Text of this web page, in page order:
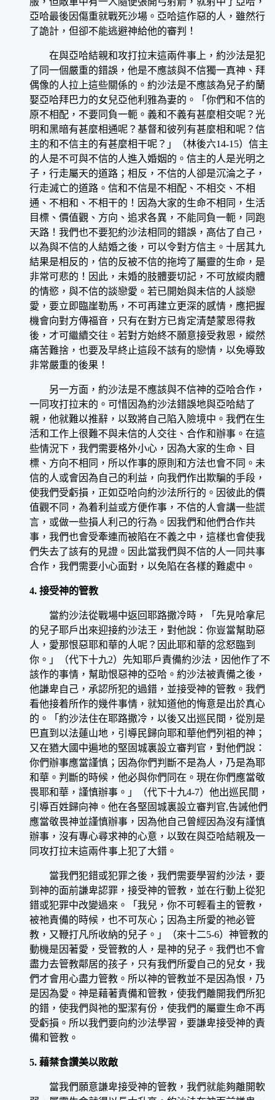
亞哈最後因傷重就戰死沙場。亞哈這作惡的人，雖然行
了詭計，但卻不能逃避神給他的審判！
在與亞哈結親和攻打拉末這兩件事上，約沙法是犯
了同一個嚴重的錯誤，他是不應該與不信獨一真神、拜
偶像的人拉上這些關係的。約沙法是不應該為兒子約蘭
娶亞哈拜巴力的女兒亞他利雅為妻的。「你們和不信的
原不相配，不要同負一軛。義和不義有甚麼相交呢？光
明和黑暗有甚麼相通呢？基督和彼列有甚麼相和呢？信
主的和不信主的有甚麼相干呢？」（林後六14-15）信主
的人是不可與不信的人進入婚姻的。信主的人是光明之
子，行走屬天的道路；相反，不信的人卻是沉淪之子，
行走滅亡的道路。信和不信是不相配、不相交、不相
通、不相和、不相干的！因為大家的生命不相同，生活
目標、價值觀、方向、追求各異，不能同負一軛，同跑
天路！我們也不要犯約沙法相同的錯誤，高估了自己，
以為與不信的人結婚之後，可以令對方信主。十居其九
結果是相反的，信的反被不信的拖垮了屬靈的生命，是
非常可悲的！因此，未婚的肢體要切記，不可放縱肉體
的情慾，與不信的談戀愛。若已開始與未信的人談戀
愛，要立即臨崖勒馬，不可再建立更深的感情，應把握
機會向對方傳福音，只有在對方已肯定清楚蒙恩得救
後，才可繼續交往。若對方始終不願意接受救恩，縱然
痛苦難捨，也要及早終止這段不該有的戀情，以免導致
非常嚴重的後果！
另一方面，約沙法是不應該與不信神的亞哈合作，
一同攻打拉末的。可惜因為約沙法錯誤地與亞哈結了
親，他就難以推辭，以致將自己陷入險境中。我們在生
活和工作上很難不與未信的人交往、合作和辦事。在這
些情況下，我們需要格外小心，因為大家的生命、目
標、方向不相同，所以作事的原則和方法也會不同。未
信的人或會因為自己的利益，向我們作出欺騙的手段，
使我們受虧損，正如亞哈向約沙法所行的。因彼此的價
值觀不同，為着利益或方便作事，不信的人會講一些謊
言，或做一些損人利己的行為。因我們和他們合作共
事，我們也會受牽連而被陷在不義之中，這樣也會使我
們失去了該有的見證。因此當我們與不信的人一同共事
合作，我們需要小心面對，以免陷在各樣的難處中。
4. 接受神的管教
當約沙法從戰場中返回耶路撒冷時，「先見哈拿尼
的兒子耶戶出來迎接約沙法王，對他說：你豈當幫助惡
人，愛那恨惡耶和華的人呢？因此耶和華的忿怒臨到
你。」（代下十九2）先知耶戶責備約沙法，因他作了不
該作的事情，幫助恨惡神的亞哈。約沙法被責備之後，
他謙卑自己，承認所犯的過錯，並接受神的管教。我們
看他接着所作的幾件事情，就知道他的悔意是出於真心
的。「約沙法住在耶路撒冷，以後又出巡民間，從別是
巴直到以法蓮山地，引導民歸向耶和華他們列祖的神；
又在猶大國中遍地的堅固城裏設立審判官，對他們說：
你們辦事應當謹慎；因為你們判斷不是為人，乃是為耶
和華。判斷的時候，他必與你們同在。現在你們應當敬
畏耶和華，謹慎辦事。」（代下十九4-7）他出巡民間，
引導百姓歸向神。他在各堅固城裏設立審判官,告誡他們
應當敬畏神並謹慎辦事，因為他自己曾經因為沒有謹慎
辦事，沒有專心尋求神的心意，以致在與亞哈結親及一
同攻打拉末這兩件事上犯了大錯。
當我們犯錯或犯罪之後，我們需要學習約沙法，要
到神的面前謙卑認罪，接受神的管教，並在行動上從犯
錯或犯罪中改變過來。「我兒，你不可輕看主的管教，
被祂責備的時候，也不可灰心；因為主所愛的祂必管
教，又鞭打凡所收納的兒子。」（來十二5-6）神管教的
動機是因著愛，受管教的人，是神的兒子。我們也不會
盡力去管教鄰居的孩子，只有我們所愛自己的兒女，我
們才會用心盡力管教。所以神的管教並不是因為恨，乃
是因為愛。神是藉著責備和管教，使我們離開我們所犯
的錯，使我們與祂的聖潔有份，使我們的屬靈生命不再
受虧損。所以我們要向約沙法學習，要謙卑接受神的責
備和管教。
5. 藉禁食讚美以敗敵
當我們願意謙卑接受神的管教，我們就能夠離開軟